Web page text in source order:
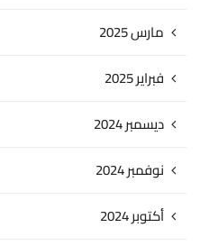
مارس 2025
فبراير 2025
ديسمبر 2024
نوفمبر 2024
أكتوبر 2024